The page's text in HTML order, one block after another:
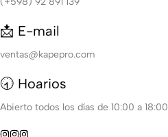
📩 E-mail
ventas@kapepro.com
🕣 Hoarios
Abierto todos los días de 10:00 a 18:00